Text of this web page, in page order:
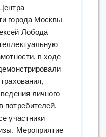
города Москвы
Лобода
в ходе
личного
потребителей.
участники
Мероприятие